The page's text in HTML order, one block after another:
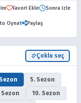
Favori Ekle Sonra izle
Oynat
Paylaş
Çoklu seç
5. Sezon
Sezon
10. Sezon